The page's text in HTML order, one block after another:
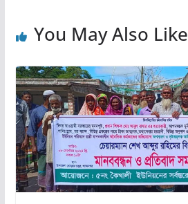
You May Also Like